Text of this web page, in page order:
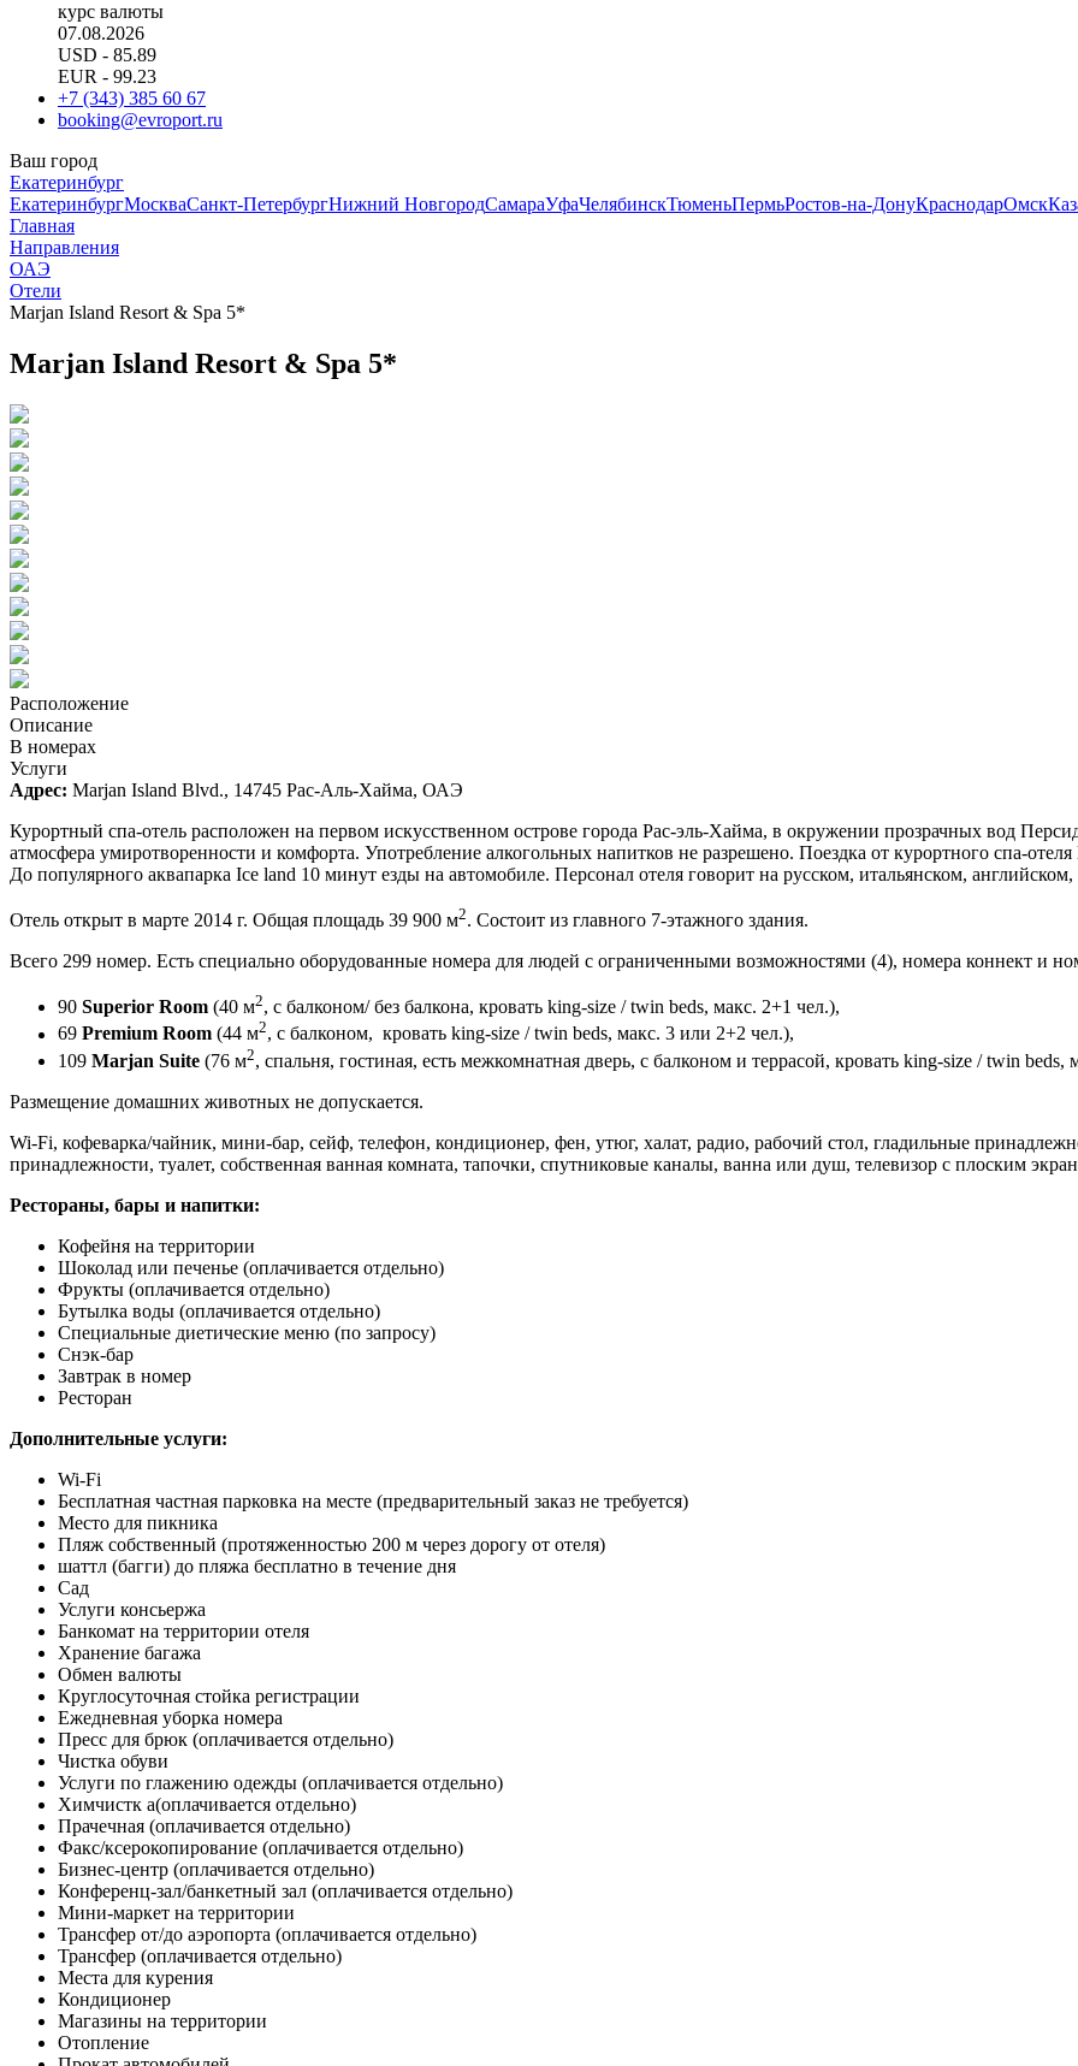
курс валюты
07.08.2026
USD - 85.89
EUR - 99.23
+7 (343) 385 60 67
booking@evroport.ru
Ваш город
Екатеринбург
ЕкатеринбургМоскваСанкт-ПетербургНижний НовгородСамараУфаЧелябинскТюменьПермьРостов-на-ДонуКраснодарОмск
Главная
Направления
ОАЭ
Отели
Marjan Island Resort & Spa 5*
Marjan Island Resort & Spa 5*
Расположение
Описание
В номерах
Услуги
Адрес: Marjan Island Blvd., 14745 Рас-Аль-Хайма, ОАЭ
Курортный спа-отель расположен на первом искусственном острове города Рас-эль-Хайма, в окружении прозрачных вод
атмосфера умиротворенности и комфорта. Употребление алкогольных напитков не разрешено. Поездка от курортного спа-
До популярного аквапарка Ice land 10 минут езды на автомобиле. Персонал отеля говорит на русском, итальянском,
Отель открыт в марте 2014 г. Общая площадь 39 900 м2. Состоит из главного 7-этажного здания.
Всего 299 номер. Есть специально оборудованные номера для людей с ограниченными возможностями (4), номера коннект и
90 Superior Room (40 м2, с балконом/ без балкона, кровать king-size / twin beds, макс. 2+1 чел.),
69 Premium Room (44 м2, с балконом, кровать king-size / twin beds, макс. 3 или 2+2 чел.),
109 Marjan Suite (76 м2, спальня, гостиная, есть межкомнатная дверь, с балконом и террасой, кровать king-size / twin beds,
Размещение домашних животных не допускается.
Wi-Fi, кофеварка/чайник, мини-бар, сейф, телефон, кондиционер, фен, утюг, халат, радио, рабочий стол, гладильные
принадлежности, туалет, собственная ванная комната, тапочки, спутниковые каналы, ванна или душ, телевизор с плоским
Рестораны, бары и напитки:
Кофейня на территории
Шоколад или печенье (оплачивается отдельно)
Фрукты (оплачивается отдельно)
Бутылка воды (оплачивается отдельно)
Специальные диетические меню (по запросу)
Снэк-бар
Завтрак в номер
Ресторан
Дополнительные услуги:
Wi-Fi
Бесплатная частная парковка на месте (предварительный заказ не требуется)
Место для пикника
Пляж собственный (протяженностью 200 м через дорогу от отеля)
шаттл (багги) до пляжа бесплатно в течение дня
Сад
Услуги консьержа
Банкомат на территории отеля
Хранение багажа
Обмен валюты
Круглосуточная стойка регистрации
Ежедневная уборка номера
Пресс для брюк (оплачивается отдельно)
Чистка обуви
Услуги по глажению одежды (оплачивается отдельно)
Химчистк а(оплачивается отдельно)
Прачечная (оплачивается отдельно)
Факс/ксерокопирование (оплачивается отдельно)
Бизнес-центр (оплачивается отдельно)
Конференц-зал/банкетный зал (оплачивается отдельно)
Мини-маркет на территории
Трансфер от/до аэропорта (оплачивается отдельно)
Трансфер (оплачивается отдельно)
Места для курения
Кондиционер
Магазины на территории
Отопление